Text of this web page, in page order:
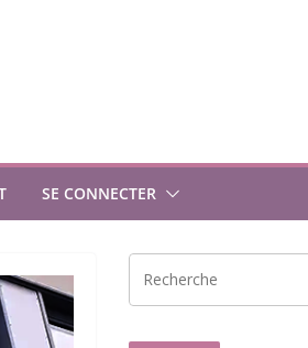
SE CONNECTER